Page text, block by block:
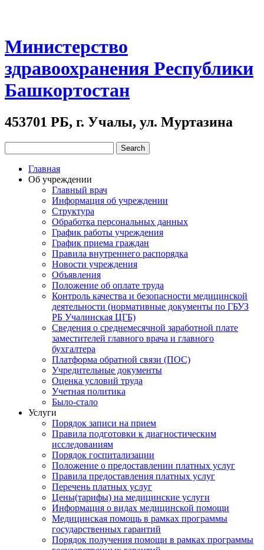
Министерство
здравоохранения Республики
Башкортостан
453701 РБ, г. Учалы, ул. Муртазина
Главная
Об учреждении
Главный врач
Информация об учреждении
Структура
Обработка персональных данных
График работы учреждения
График приема граждан
Правила внутреннего распорядка
Новости учреждения
Объявления
Положение об оплате труда
Контроль качества и безопасности медицинской
деятельности (нормативные документы по ГБУЗ
РБ Учалинская ЦГБ)
Сведения о среднемесячной заработной плате
заместителей главного врача и главного
бухгалтера
Платформа обратной связи (ПОС)
Учредительные документы
Оценка условий труда
Учетная политика
Было-стало
Услуги
Порядок записи на прием
Правила подготовки к диагностическим
исследованиям
Порядок госпитализации
Положение о предоставлении платных услуг
Правила предоставления платных услуг
Перечень платных услуг
Цены(тарифы) на медицинские услуги
Информация о видах медицинской помощи
Медицинская помощь в рамках программы
государственных гарантий
Порядок получения помощи в рамках программы